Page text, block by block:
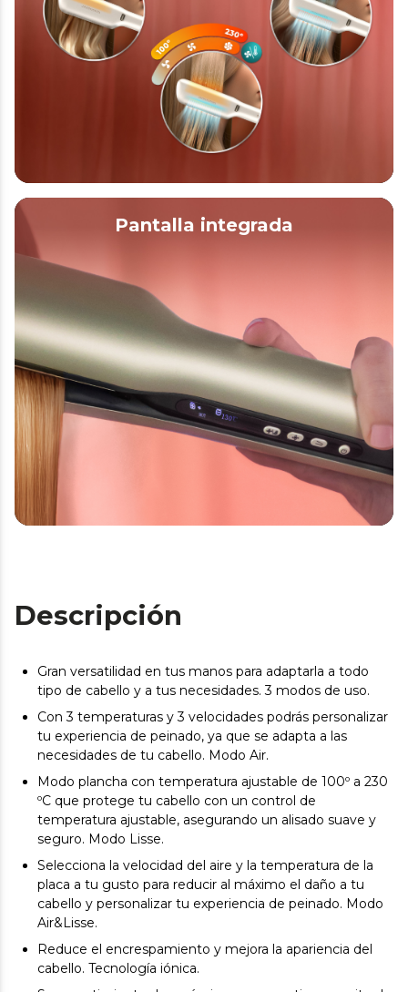
Pantalla integrada
Descripción
Gran versatilidad en tus manos para adaptarla a todo
tipo de cabello y a tus necesidades. 3 modos de uso.
Con 3 temperaturas y 3 velocidades podrás personalizar
tu experiencia de peinado, ya que se adapta a las
necesidades de tu cabello. Modo Air.
Modo plancha con temperatura ajustable de 100º a 230
ºC que protege tu cabello con un control de
temperatura ajustable, asegurando un alisado suave y
seguro. Modo Lisse.
Selecciona la velocidad del aire y la temperatura de la
placa a tu gusto para reducir al máximo el daño a tu
cabello y personalizar tu experiencia de peinado. Modo
Air&Lisse.
Reduce el encrespamiento y mejora la apariencia del
cabello. Tecnología iónica.